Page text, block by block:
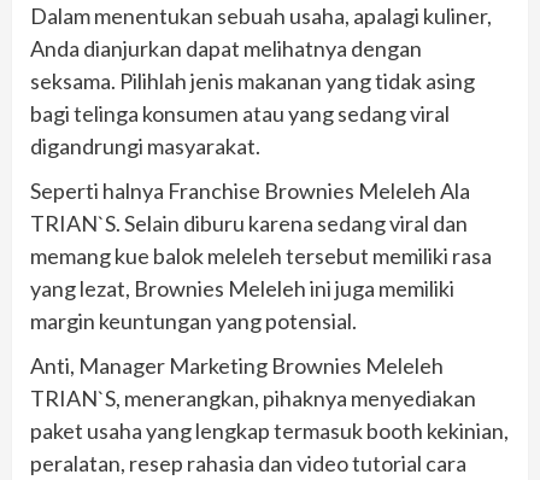
Dalam menentukan sebuah usaha, apalagi kuliner,
Anda dianjurkan dapat melihatnya dengan
seksama. Pilihlah jenis makanan yang tidak asing
bagi telinga konsumen atau yang sedang viral
digandrungi masyarakat.
Seperti halnya Franchise Brownies Meleleh Ala
TRIAN`S. Selain diburu karena sedang viral dan
memang kue balok meleleh tersebut memiliki rasa
yang lezat, Brownies Meleleh ini juga memiliki
margin keuntungan yang potensial.
Anti, Manager Marketing Brownies Meleleh
TRIAN`S, menerangkan, pihaknya menyediakan
paket usaha yang lengkap termasuk booth kekinian,
peralatan, resep rahasia dan video tutorial cara